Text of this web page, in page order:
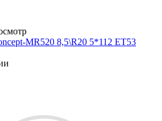
MR520 8,5\R20 5*112 ET53